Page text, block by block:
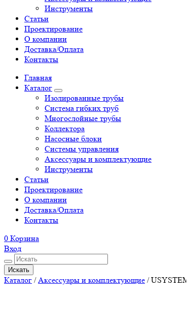
Инструменты
Статьи
Проектирование
О компании
Доставка/Оплата
Контакты
Главная
Каталог
Изолированные трубы
Система гибких труб
Многослойные трубы
Коллектора
Насосные блоки
Системы управления
Аксессуары и комплектующие
Инструменты
Статьи
Проектирование
О компании
Доставка/Оплата
Контакты
0 Корзина
Вход
Искать
Каталог / Аксессуары и комплектующие /